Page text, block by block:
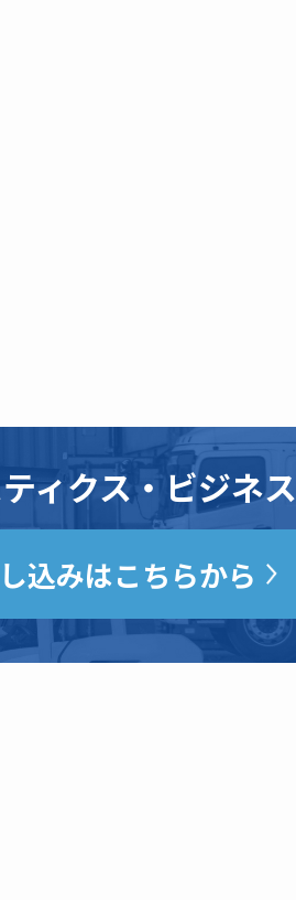
ィクス・ビジネス
込みはこちらから